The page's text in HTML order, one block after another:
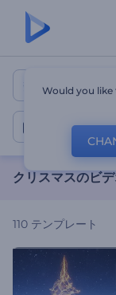
クリス
クリスマス
クリスマスのビ
110 テンプレート
Would you like